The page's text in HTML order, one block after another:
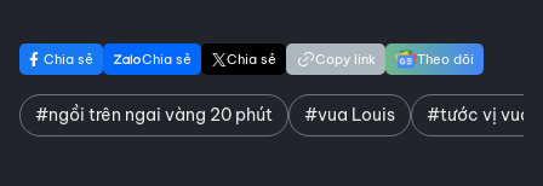
Chia sẻ Chia sẻ Chia sẻ Copy link Theo dõi
#ngồi trên ngai vàng 20 phút #vua Louis #tước vị vua